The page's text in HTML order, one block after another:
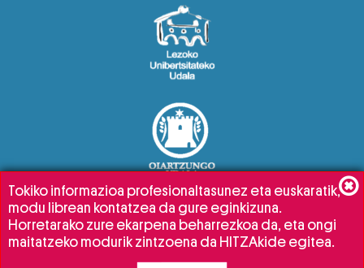
Tokiko informazioa profesionaltasunez eta euskaratik,
modu librean kontatzea da gure eginkizuna.
Horretarako zure ekarpena beharrezkoa da, eta ongi
maitatzeko modurik zintzoena da HITZAkide egitea.